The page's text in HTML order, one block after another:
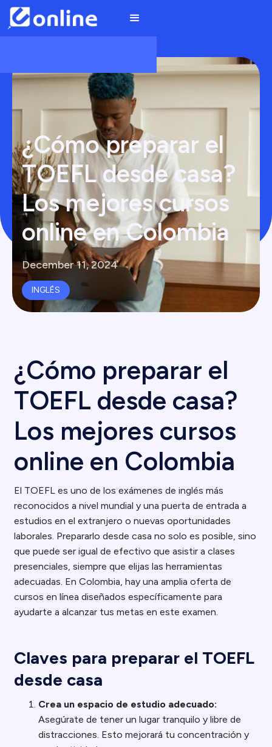
¿Cómo preparar el
TOEFL desde casa?
Los mejores cursos
online en Colombia
December 11, 2024
INGLÉS
¿Cómo preparar el
TOEFL desde casa?
Los mejores cursos
online en Colombia
El TOEFL es uno de los exámenes de inglés más
reconocidos a nivel mundial y una puerta de entrada a
estudios en el extranjero o nuevas oportunidades
laborales. Prepararlo desde casa no solo es posible, sino
que puede ser igual de efectivo que asistir a clases
presenciales, siempre que elijas las herramientas
adecuadas. En Colombia, hay una amplia oferta de
cursos en línea diseñados específicamente para
ayudarte a alcanzar tus metas en este examen.
Claves para preparar el TOEFL
desde casa
Crea un espacio de estudio adecuado:
Asegúrate de tener un lugar tranquilo y libre de
distracciones. Esto mejorará tu concentración y